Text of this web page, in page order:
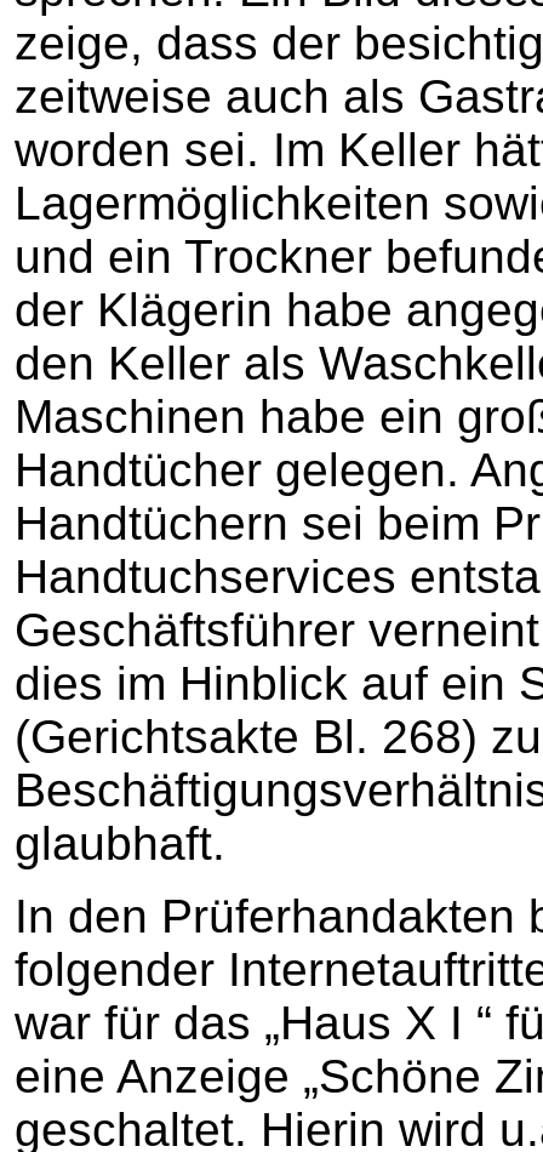
zeige, dass der
zeitweise auch als
worden sei. Im Keller
Lagermöglichkeiten
und ein Trockner
der Klägerin habe
den Keller als
Maschinen habe ein
Handtücher gelegen.
Handtüchern sei beim
Handtuchservices
Geschäftsführer
dies im Hinblick auf ein
(Gerichtsakte Bl. 268)
glaubhaft.
In den Prüferhandakten
folgender
war für das „Haus X I “
eine Anzeige „Schöne
geschaltet. Hierin wird